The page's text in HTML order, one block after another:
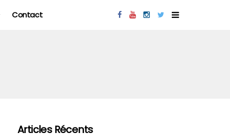
Contact
Articles Récents